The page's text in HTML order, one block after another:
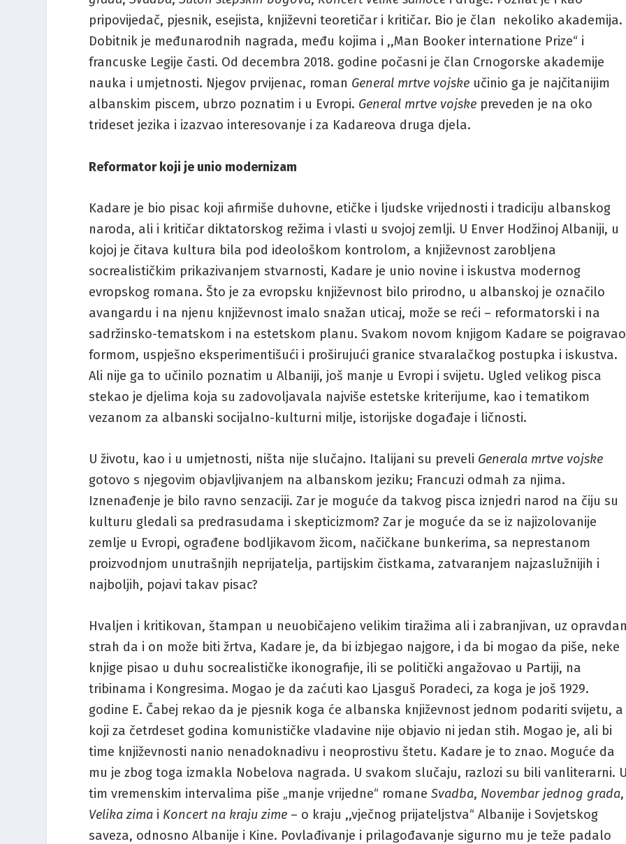
pripovijedač, pjesnik, esejista, književni teoretičar i kritičar. Bio je član nekoliko akademija.
Dobitnik je međunarodnih nagrada, među kojima i ,,Man Booker internatione Prize“ i
francuske Legije časti. Od decembra 2018. godine počasni je član Crnogorske akademije
nauka i umjetnosti. Njegov prvijenac, roman General mrtve vojske učinio ga je najčitanijim
albanskim piscem, ubrzo poznatim i u Evropi. General mrtve vojske preveden je na oko
trideset jezika i izazvao interesovanje i za Kadareova druga djela.
Reformator koji je unio modernizam
Kadare je bio pisac koji afirmiše duhovne, etičke i ljudske vrijednosti i tradiciju albanskog
naroda, ali i kritičar diktatorskog režima i vlasti u svojoj zemlji. U Enver Hodžinoj Albaniji, u
kojoj je čitava kultura bila pod ideološkom kontrolom, a književnost zarobljena
socrealističkim prikazivanjem stvarnosti, Kadare je unio novine i iskustva modernog
evropskog romana. Što je za evropsku književnost bilo prirodno, u albanskoj je označilo
avangardu i na njenu književnost imalo snažan uticaj, može se reći – reformatorski i na
sadržinsko-tematskom i na estetskom planu. Svakom novom knjigom Kadare se poigravao
formom, uspješno eksperimentišući i proširujući granice stvaralačkog postupka i iskustva.
Ali nije ga to učinilo poznatim u Albaniji, još manje u Evropi i svijetu. Ugled velikog pisca
stekao je djelima koja su zadovoljavala najviše estetske kriterijume, kao i tematikom
vezanom za albanski socijalno-kulturni milje, istorijske događaje i ličnosti.
U životu, kao i u umjetnosti, ništa nije slučajno. Italijani su preveli Generala mrtve vojske
gotovo s njegovim objavljivanjem na albanskom jeziku; Francuzi odmah za njima.
Iznenađenje je bilo ravno senzaciji. Zar je moguće da takvog pisca iznjedri narod na čiju su
kulturu gledali sa predrasudama i skepticizmom? Zar je moguće da se iz najizolovanije
zemlje u Evropi, ograđene bodljikavom žicom, načičkane bunkerima, sa neprestanom
proizvodnjom unutrašnjih neprijatelja, partijskim čistkama, zatvaranjem najzaslužnijih i
najboljih, pojavi takav pisac?
Hvaljen i kritikovan, štampan u neuobičajeno velikim tiražima ali i zabranjivan, uz
strah da i on može biti žrtva, Kadare je, da bi izbjegao najgore, i da bi mogao da piše, neke
knjige pisao u duhu socrealističke ikonografije, ili se politički angažovao u Partiji, na
tribinama i Kongresima. Mogao je da zaćuti kao Ljasguš Poradeci, za koga je još 1929.
godine E. Čabej rekao da je pjesnik koga će albanska književnost jednom podariti svijetu, a
koji za četrdeset godina komunističke vladavine nije objavio ni jedan stih. Mogao je, ali bi
time književnosti nanio nenadoknadivu i neoprostivu štetu. Kadare je to znao. Moguće da
mu je zbog toga izmakla Nobelova nagrada. U svakom slučaju, razlozi su bili vanliterarni.
tim vremenskim intervalima piše „manje vrijedne“ romaneSvadba, Novembar jednog grada,
Velika zima i Koncert na kraju zime – o kraju ,,vječnog prijateljstva“ Albanije i Sovjetskog
saveza, odnosno Albanije i Kine. Povlađivanje i prilagođavanje sigurno mu je teže padalo